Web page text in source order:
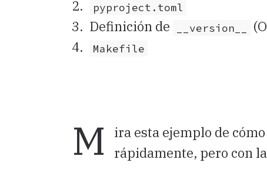
pyproject.toml
Definición de __version__
Makefile
M
ira esta ejemplo de
rápidamente, pero con